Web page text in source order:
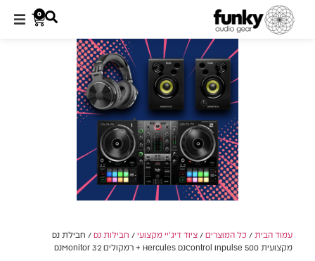
0
עמוד הבית / כל המוצרים /ציוד דיג'יי מקצועי / חבילות DJ
/ חבילת DJ
מקצועית Hercules DJControl Inpulse 500 + רמקולים DJMonitor 32